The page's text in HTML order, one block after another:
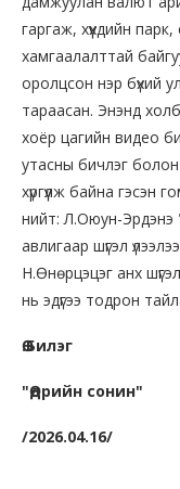
гаргаж, хүүхдийн
хамгаалалттай
оролцсон нэр бүхий
тараасан. Энэнд
хоёр цагийн видео
утасны бичлэг
хүргүүлж байна гэсэн
нийт: Л.Оюун-
авлигаар шүгэл
Н.Өнөрцэцэг анх
нь эдүгээ тодрон
Ө.Билэг
"Өдрийн сонин"
/2026.04.16/